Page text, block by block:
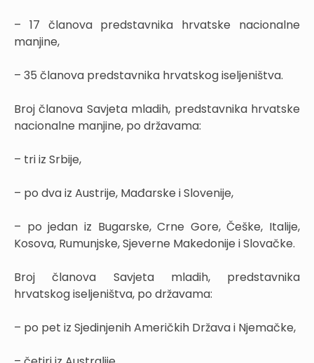
– 17 članova predstavnika hrvatske nacionalne
manjine,
– 35 članova predstavnika hrvatskog iseljeništva.
Broj članova Savjeta mladih, predstavnika hrvatske
nacionalne manjine, po državama:
– tri iz Srbije,
– po dva iz Austrije, Mađarske i Slovenije,
– po jedan iz Bugarske, Crne Gore, Češke, Italije,
Kosova, Rumunjske, Sjeverne Makedonije i Slovačke.
Broj članova Savjeta mladih, predstavnika
hrvatskog iseljeništva, po državama:
– po pet iz Sjedinjenih Američkih Država i Njemačke,